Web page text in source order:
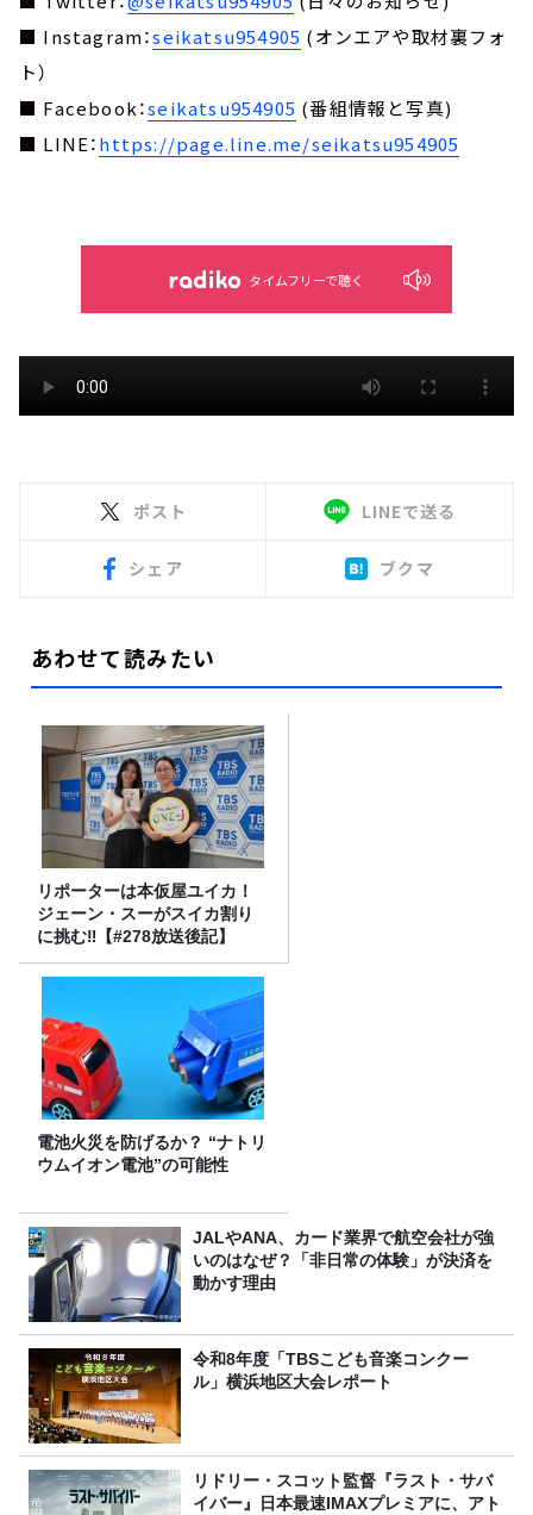
■ Instagram：seikatsu954905 (オンエアや取材裏フォ
ト）
■ Facebook：seikatsu954905 (番組情報と写真)
■ LINE：https://page.line.me/seikatsu954905
タイムフリーで聴く
ポスト LINEで送る
シェア ブクマ
あわせて読みたい
リポーターは本仮屋ユイカ！
ジェーン・スーがスイカ割り
に挑む‼【#278放送後記】
電池火災を防げるか？ “ナトリ
ウムイオン電池”の可能性
JALやANA、カード業界で航空会社が強
いのはなぜ？「非日常の体験」が決済を
動かす理由
令和8年度「TBSこども音楽コンクー
ル」横浜地区大会レポート
リドリー・スコット監督『ラスト・サバ
イバー』日本最速IMAXプレミアに、アト